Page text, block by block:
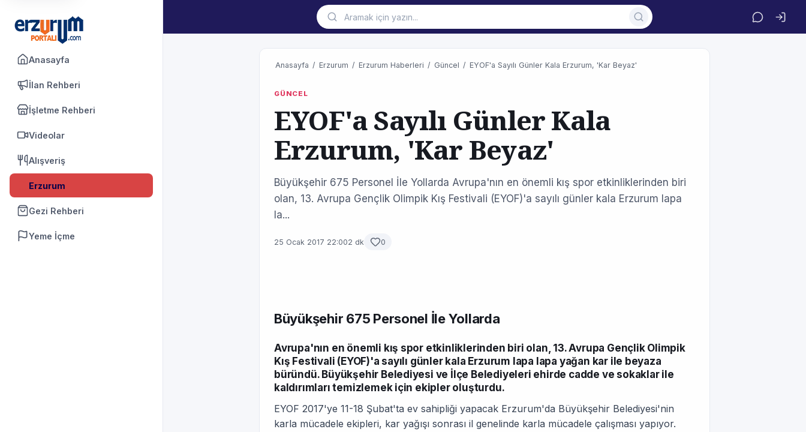
Anasayfa
İlan Rehberi
İşletme Rehberi
Videolar
Alışveriş
Erzurum
Gezi Rehberi
Yeme İçme
Anasayfa / Erzurum / Erzurum Haberleri / Güncel / EYOF'a Sayılı Günler Kala Erzurum, 'Kar Beyaz'
GÜNCEL
EYOF'a Sayılı Günler Kala
Erzurum, 'Kar Beyaz'
Büyükşehir 675 Personel İle Yollarda Avrupa'nın en önemli kış spor etkinliklerinden biri
olan, 13. Avrupa Gençlik Olimpik Kış Festivali (EYOF)'a sayılı günler kala Erzurum lapa
la...
25 Ocak 2017 22:002 dk 0
Büyükşehir 675 Personel İle Yollarda
Avrupa'nın en önemli kış spor etkinliklerinden biri olan, 13. Avrupa Gençlik Olimpik
Kış Festivali (EYOF)'a sayılı günler kala Erzurum lapa lapa yağan kar ile beyaza
büründü. Büyükşehir Belediyesi ve İlçe Belediyeleri ehirde cadde ve sokaklar ile
kaldırımları temizlemek için ekipler oluşturdu.
EYOF 2017'ye 11-18 Şubat'ta ev sahipliği yapacak Erzurum'da Büyükşehir Belediyesi'nin
karla mücadele ekipleri, kar yağışı sonrası il genelinde karla mücadele çalışması yapıyor.